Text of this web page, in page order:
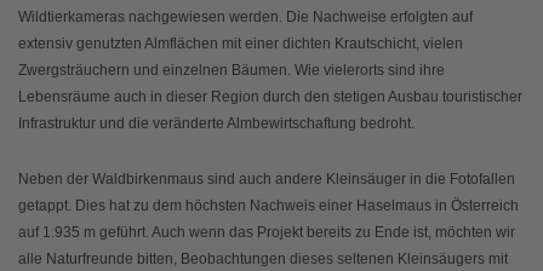
Wildtierkameras nachgewiesen werden. Die Nachweise erfolgten auf
extensiv genutzten Almflächen mit einer dichten Krautschicht, vielen
Zwergsträuchern und einzelnen Bäumen. Wie vielerorts sind ihre
Lebensräume auch in dieser Region durch den stetigen Ausbau touristischer
Infrastruktur und die veränderte Almbewirtschaftung bedroht.
Neben der Waldbirkenmaus sind auch andere Kleinsäuger in die Fotofallen
getappt. Dies hat zu dem höchsten Nachweis einer Haselmaus in Österreich
auf 1.935 m geführt. Auch wenn das Projekt bereits zu Ende ist, möchten wir
alle Naturfreunde bitten, Beobachtungen dieses seltenen Kleinsäugers mit